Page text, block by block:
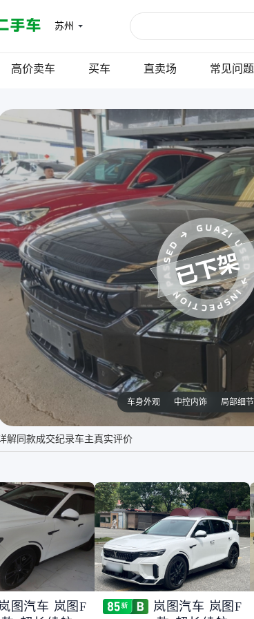
苏州
高价卖车 买车 直卖场 常见问题
车身外观 中控内饰 局部细节
解同款成交纪录车主真实评价
图汽车 岚图F
岚图汽车 岚图F